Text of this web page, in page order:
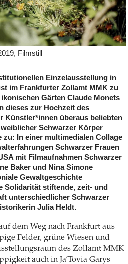
Filmstill
Einzelausstellung in
im Frankfurter Zollamt MMK zu
Gärten Claude Monets
dieses zur Hochzeit des
Künstler*innen überaus beliebten
Schwarzer Körper
zu: In einer multimedialen Collage
Schwarzer Frauen
mit Filmaufnahmen Schwarzer
Baker und Nina Simone
Gewaltgeschichte
Solidarität stiftende, zeit- und
unterschiedlicher Schwarzer
Julia Heldt.
dem Weg nach Frankfurt aus
Felder, grüne Wiesen und
des Zollamt MMK
auch in Ja’Tovia Garys